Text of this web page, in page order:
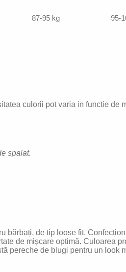
87-95 kg 95-
culorii pot varia in functie de
spalat.
bărbați, de tip loose fit.
de mișcare optimă. Culoarea
pereche de blugi pentru un look